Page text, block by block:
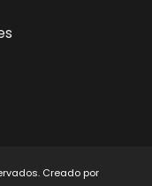
Creado por